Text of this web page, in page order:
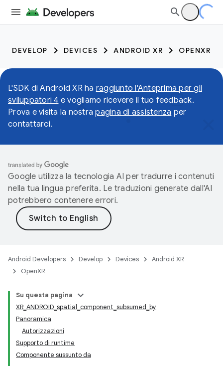
DEVELOP DEVICES ANDROID XR OPENXR
L'SDK di Android XR ha raggiunto l'Anteprima per gli
sviluppatori 4 e vogliamo ricevere il tuo feedback.
Prova e visita la nostrapagina di assistenza per
contattarci.
Google utilizza la tecnologia AI per tradurre i contenuti
nella tua lingua preferita. Le traduzioni generate dall'AI
potrebbero contenere errori.
Android Developers Develop Devices
Android XR
OpenXR
Su questa pagina
XR_ANDROID_spatial_component_subsumed_by
Panoramica
Autorizzazioni
Supporto di runtime
Componente sussunto da